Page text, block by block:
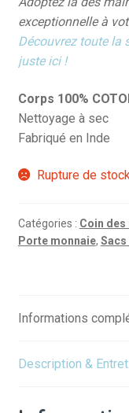
exceptionnelle à
Découvrez toute la
juste ici !
Corps 100%
Nettoyage à sec
Fabriqué en Inde
Rupture de
Catégories : Coin des
Porte monnaie,
Informations
Description &